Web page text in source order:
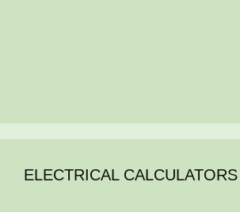
ELECTRICAL CALCULATORS